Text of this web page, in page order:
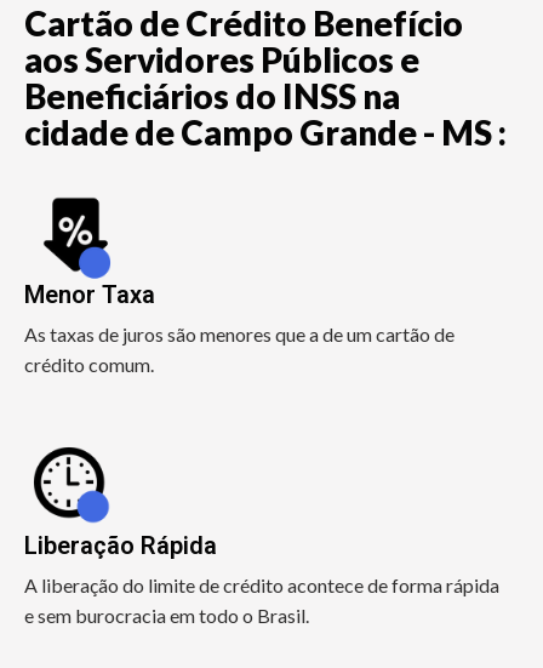
Cartão de Crédito Benefício
aos Servidores Públicos e
Beneficiários do INSS na
cidade de Campo Grande - MS :
Menor Taxa
As taxas de juros são menores que a de um cartão de
crédito comum.
Liberação Rápida
A liberação do limite de crédito acontece de forma rápida
e sem burocracia em todo o Brasil.